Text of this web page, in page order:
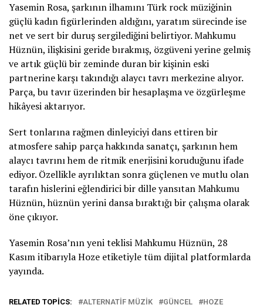
Yasemin Rosa, şarkının ilhamını Türk rock müziğinin
güçlü kadın figürlerinden aldığını, yaratım sürecinde ise
net ve sert bir duruş sergilediğini belirtiyor. Mahkumu
Hüznün, ilişkisini geride bırakmış, özgüveni yerine gelmiş
ve artık güçlü bir zeminde duran bir kişinin eski
partnerine karşı takındığı alaycı tavrı merkezine alıyor.
Parça, bu tavır üzerinden bir hesaplaşma ve özgürleşme
hikâyesi aktarıyor.
Sert tonlarına rağmen dinleyiciyi dans ettiren bir
atmosfere sahip parça hakkında sanatçı, şarkının hem
alaycı tavrını hem de ritmik enerjisini koruduğunu ifade
ediyor. Özellikle ayrılıktan sonra güçlenen ve mutlu olan
tarafın hislerini eğlendirici bir dille yansıtan Mahkumu
Hüznün, hüznün yerini dansa bıraktığı bir çalışma olarak
öne çıkıyor.
Yasemin Rosa’nın yeni teklisi Mahkumu Hüznün, 28
Kasım itibarıyla Hoze etiketiyle tüm dijital platformlarda
yayında.
RELATED TOPICS: ALTERNATIF MÜZIK GÜNCEL HOZE